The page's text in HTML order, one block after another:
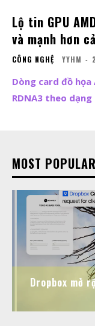
Lộ tin GPU
và mạnh hơn
CÔNG NGHỆ YYHM -
Dòng card đồ họa
RDNA3 theo
MOST POPULAR
Dropbox mở